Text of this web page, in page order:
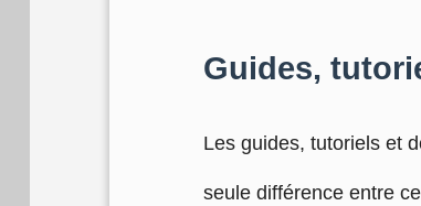
Guides,
Les guides, tutoriels et
seule différence entre